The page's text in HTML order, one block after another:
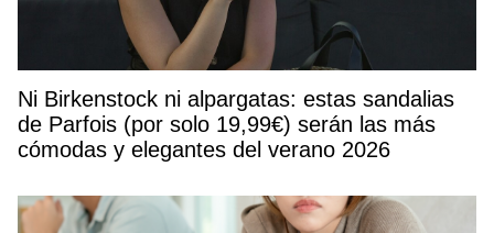
Ni Birkenstock ni alpargatas: estas sandalias
de Parfois (por solo 19,99€) serán las más
cómodas y elegantes del verano 2026